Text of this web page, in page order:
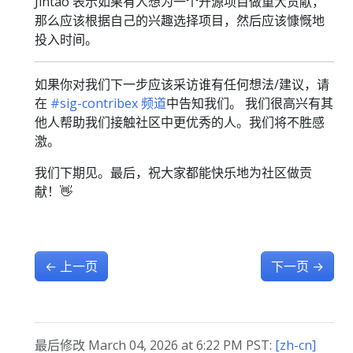
那么应该根据自己的兴趣选择项目，然后应该慷慨地
投入时间。
如果你对我们下一步应该采访谁有任何想法/建议，请
在 #sig-contribex 频道中告知我们。 我们很高兴有其
他人帮助我们接触社区中更优秀的人。我们将不胜感
激。
我们下期见。最后，祝大家都能快乐地为社区做贡
献！👋
← 上一页 下一页 →
最后修改 March 04, 2026 at 6:22 PM PST: [zh-cn]